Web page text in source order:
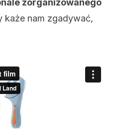
zorganizowanego
każe nam zgadywać,